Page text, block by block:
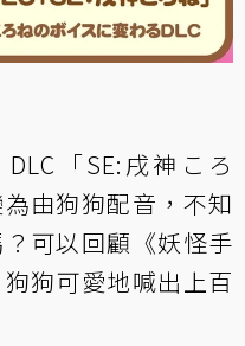
「SE:戌神ころ
由狗狗配音，不知
可以回顧《妖怪手
狗可愛地喊出上百